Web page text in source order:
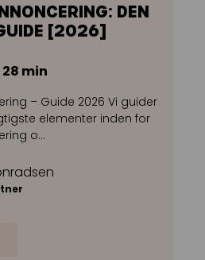
DEN
[2026]
min
– Guide 2026 Vi guider
elementer inden for
o…